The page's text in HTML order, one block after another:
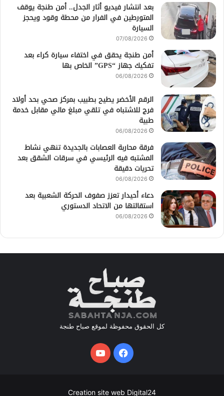
بعد انتشار فيديو أثار الجدل.. أمن طنجة يوقف
المتورطين في الفرار من محطة وقود ويحجز
السيارة
07/08/2026
أمن طنجة يحقق في اختفاء سيارة كراء بعد
تفكيك جهاز “GPS” الخاص بها
06/08/2026
الرقم الأخضر يطيح بطبيب بمركز صحي بحد أولاد
فرج للاشتباه في تلقي مبلغ مالي مقابل خدمة
طبية
06/08/2026
فرقة محاربة العصابات بالجديدة تنهي نشاط
المشتبه فيه الرئيسي في سرقات الشقق بعد
تحريات دقيقة
06/08/2026
دعاء أحيدار تعزز صفوف الحركة الشعبية بعد
استقالتها من الاتحاد الدستوري
06/08/2026
كل الحقوق محفوظة لموقع صباح طنجة
فيسبوكيوتيوب
Creation site web Digital24